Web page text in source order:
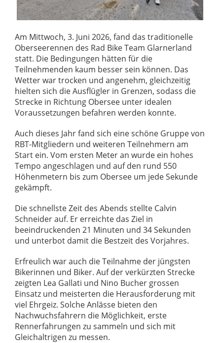
Am Mittwoch, 3. Juni 2026, fand das traditionelle
Oberseerennen des Rad Bike Team Glarnerland
statt. Die Bedingungen hätten für die
Teilnehmenden kaum besser sein können. Das
Wetter war trocken und angenehm, gleichzeitig
hielten sich die Ausflügler in Grenzen, sodass die
Strecke in Richtung Obersee unter idealen
Voraussetzungen befahren werden konnte.
Auch dieses Jahr fand sich eine schöne Gruppe von
RBT-Mitgliedern und weiteren Teilnehmern am
Start ein. Vom ersten Meter an wurde ein hohes
Tempo angeschlagen und auf den rund 550
Höhenmetern bis zum Obersee um jede Sekunde
gekämpft.
Die schnellste Zeit des Abends stellte Calvin
Schneider auf. Er erreichte das Ziel in
beeindruckenden 21 Minuten und 34 Sekunden
und unterbot damit die Bestzeit des Vorjahres.
Erfreulich war auch die Teilnahme der jüngsten
Bikerinnen und Biker. Auf der verkürzten Strecke
zeigten Lea Gallati und Nino Bucher grossen
Einsatz und meisterten die Herausforderung mit
viel Ehrgeiz. Solche Anlässe bieten den
Nachwuchsfahrern die Möglichkeit, erste
Rennerfahrungen zu sammeln und sich mit
Gleichaltrigen zu messen.